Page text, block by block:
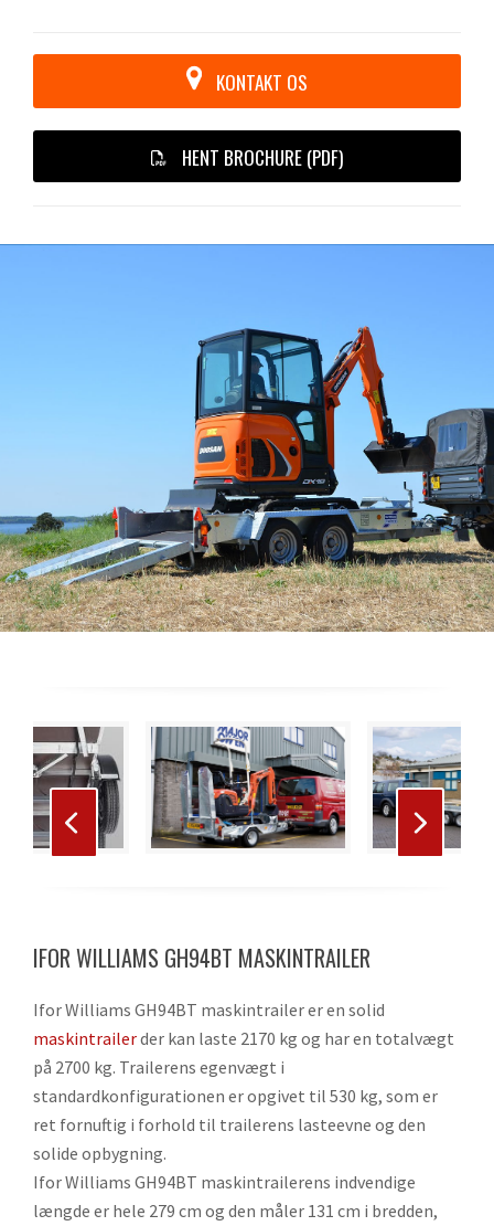
KONTAKT OS
HENT BROCHURE (PDF)
Use
the
left
and
right
access
carousel
navigation
buttons
go
the
first
slide
IFOR WILLIAMS GH94BT MASKINTRAILER
Ifor Williams GH94BT maskintrailer er en solid
maskintrailerder kan laste 2170 kg og har en totalvægt
på 2700 kg. Trailerens egenvægt i
standardkonfigurationen er opgivet til 530 kg, som er
ret fornuftig i forhold til trailerens lasteevne og den
solide opbygning.
Ifor Williams GH94BT maskintrailerens indvendige
længde er hele 279 cm og den måler 131 cm i bredden,